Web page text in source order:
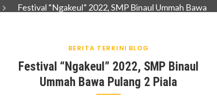
Festival “Ngakeul” 2022, SMP Binaul Ummah Bawa
BERITA TERKINI BLOG
Festival “Ngakeul” 2022, SMP Binaul
Ummah Bawa Pulang 2 Piala